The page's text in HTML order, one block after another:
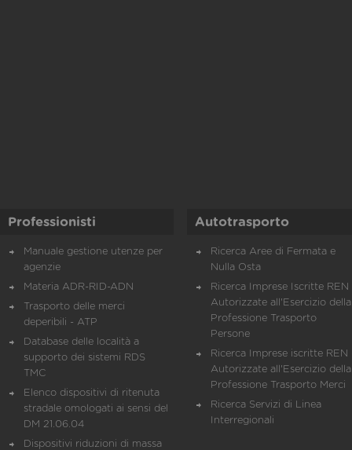
Professionisti
Manuale gestione utenze per
agenzie
Materia ADR-RID-ADN
Trasporto delle merci
deperibili - ATP
Database delle località a
supporto dei sistemi RDS
TMC
Elenco dispositivi di ritenuta
stradale omologati ai sensi del
DM 21.06.04
Dispositivi riduzioni di massa
Autotrasporto
Ricerca Aree di Fermata e
Nulla Osta
Ricerca Imprese Iscritte REN
Autorizzate all'Esercizio della
Professione Trasporto
Persone
Ricerca Imprese iscritte REN
Autorizzate all'Esercizio della
Professione Trasporto Merci
Ricerca Servizi di Linea
Interregionali